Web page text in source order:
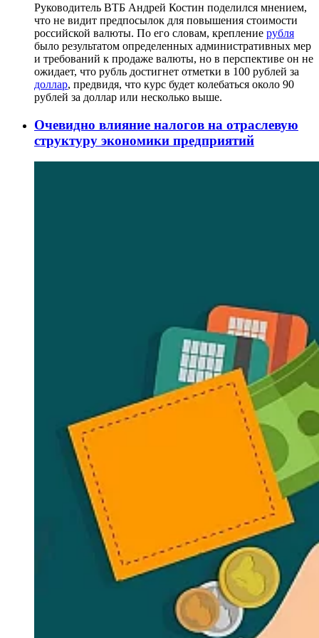
Руководитель ВТБ Андрей Костин поделился мнением,
что не видит предпосылок для повышения стоимости
российской валюты. По его словам, крепление рубля
было результатом определенных административных мер
и требований к продаже валюты, но в перспективе он не
ожидает, что рубль достигнет отметки в 100 рублей за
доллар, предвидя, что курс будет колебаться около 90
рублей за доллар или несколько выше.
Очевидно влияние налогов на отраслевую
структуру экономики предприятий